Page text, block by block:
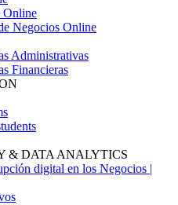
Online
Negocios Online
Administrativas
Financieras
& DATA ANALYTICS
digital en los Negocios |